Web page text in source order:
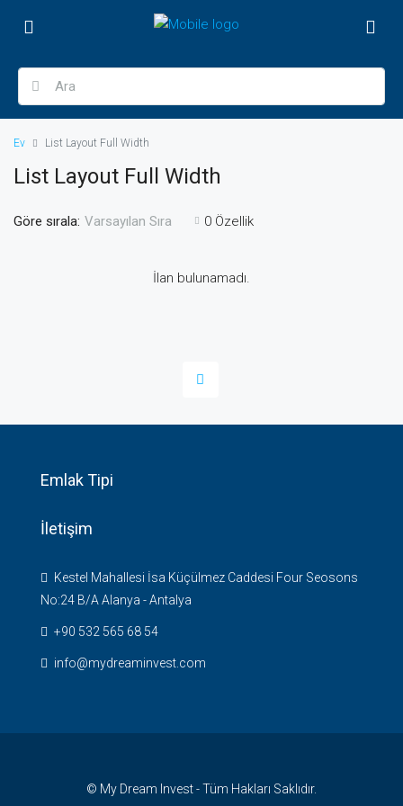
Ev List Layout Full Width
List Layout Full Width
0 Özellik
Göre sırala: Varsayılan Sıra
İlan bulunamadı.
Emlak Tipi
İletişim
Kestel Mahallesi İsa Küçülmez Caddesi Four Seosons
No:24 B/A Alanya - Antalya
+90 532 565 68 54
info@mydreaminvest.com
© My Dream Invest - Tüm Hakları Saklıdır.